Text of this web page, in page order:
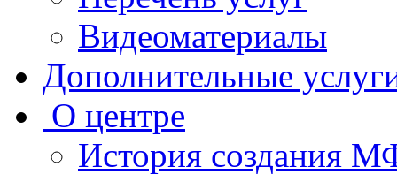
Видеоматериалы
Дополнительные
О центре
История создания